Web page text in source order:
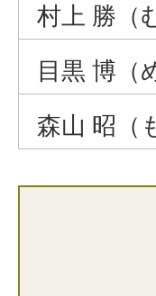
村上 勝（
目黒 博（
森山 昭（